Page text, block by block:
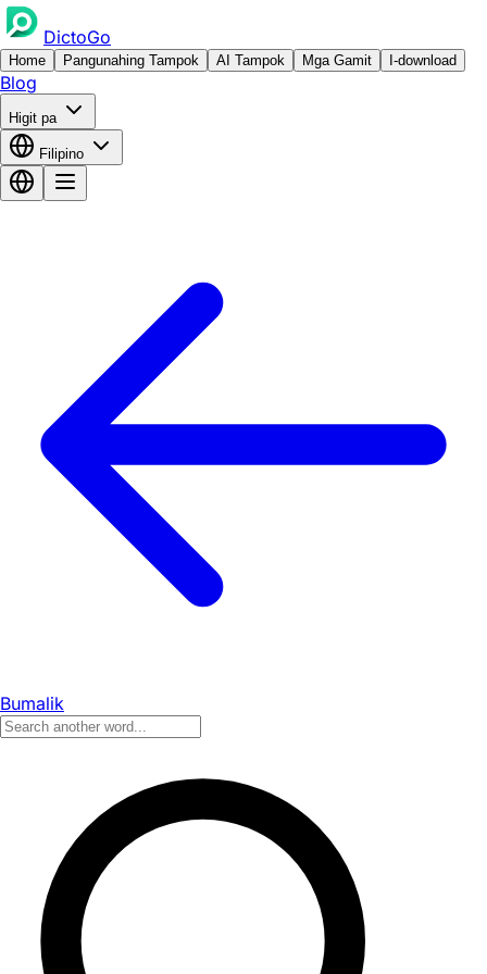
DictoGo
Home Pangunahing Tampok AI Tampok Mga Gamit I-download
Blog
Higit pa
Filipino
Bumalik